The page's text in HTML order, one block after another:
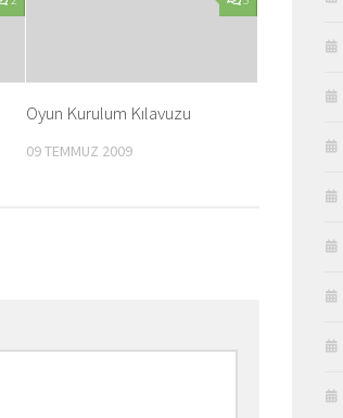
Oyun Kurulum Kılavuzu
09 TEMMUZ 2009